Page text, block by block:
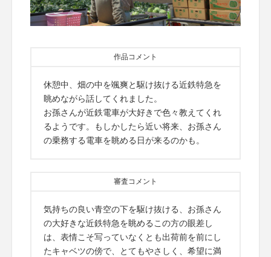
作品コメント
休憩中、畑の中を颯爽と駆け抜ける近鉄特急を
眺めながら話してくれました。
お孫さんが近鉄電車が大好きで色々教えてくれ
るようです。もしかしたら近い将来、お孫さん
の乗務する電車を眺める日が来るのかも。
審査コメント
気持ちの良い青空の下を駆け抜ける、お孫さん
の大好きな近鉄特急を眺めるこの方の眼差し
は、表情こそ写っていなくとも出荷前を前にし
たキャベツの傍で、とてもやさしく、希望に満